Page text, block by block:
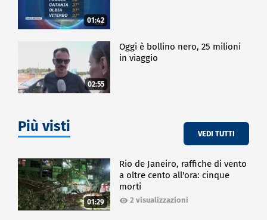
01:42
02:55
Oggi è bollino nero, 25 milioni
in viaggio
Più visti VEDI TUTTI
01:29
Rio de Janeiro, raffiche di vento
a oltre cento all'ora: cinque
morti
2 visualizzazioni